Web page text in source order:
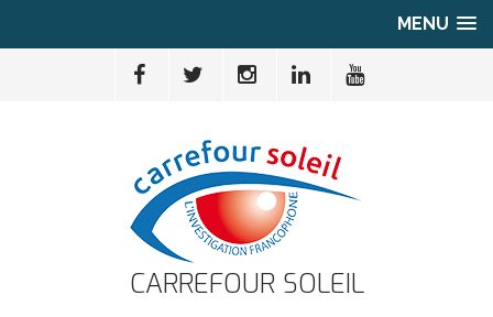
MENU
CARREFOUR SOLEIL